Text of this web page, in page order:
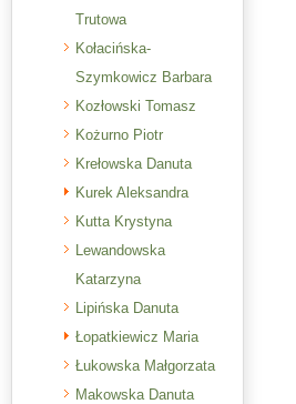
Trutowa
Kołacińska-
Szymkowicz Barbara
Kozłowski Tomasz
Kożurno Piotr
Krełowska Danuta
Kurek Aleksandra
Kutta Krystyna
Lewandowska
Katarzyna
Lipińska Danuta
Łopatkiewicz Maria
Łukowska Małgorzata
Makowska Danuta